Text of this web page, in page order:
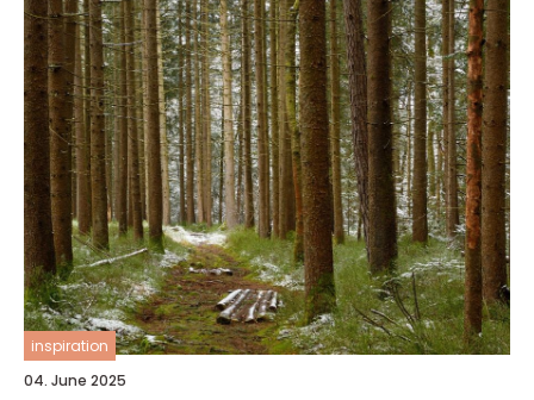
inspiration
04. June 2025